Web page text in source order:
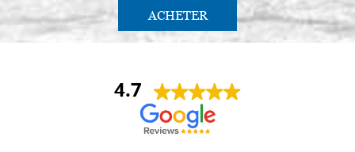
ACHETER
4.7